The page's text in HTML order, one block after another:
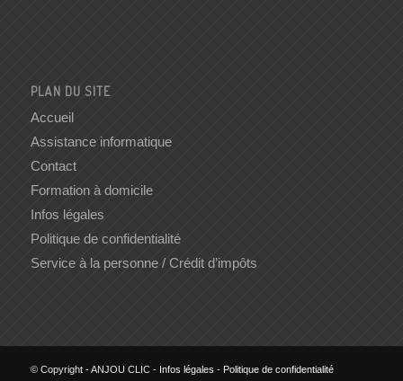
PLAN DU SITE
Accueil
Assistance informatique
Contact
Formation à domicile
Infos légales
Politique de confidentialité
Service à la personne / Crédit d’impôts
© Copyright - ANJOU CLIC - Infos légales - Politique de confidentialité